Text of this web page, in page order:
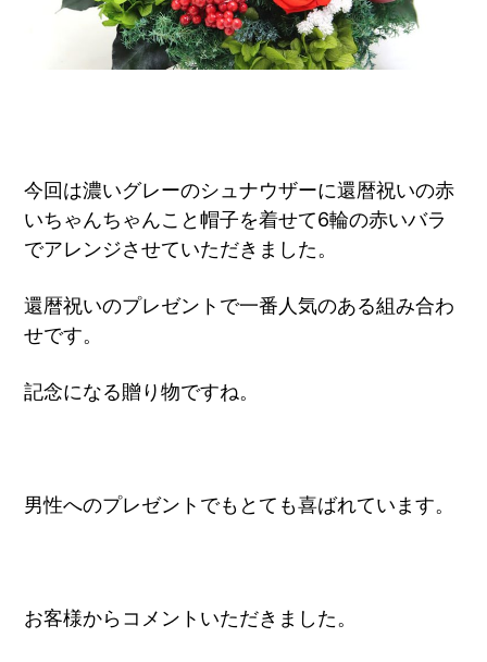
今回は濃いグレーのシュナウザーに還暦祝いの赤
いちゃんちゃんこと帽子を着せて6輪の赤いバラ
でアレンジさせていただきました。
還暦祝いのプレゼントで一番人気のある組み合わ
せです。
記念になる贈り物ですね。
男性へのプレゼントでもとても喜ばれています。
お客様からコメントいただきました。